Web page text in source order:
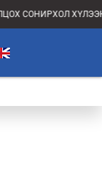
СОНИРХОЛ ХҮЛЭЭН